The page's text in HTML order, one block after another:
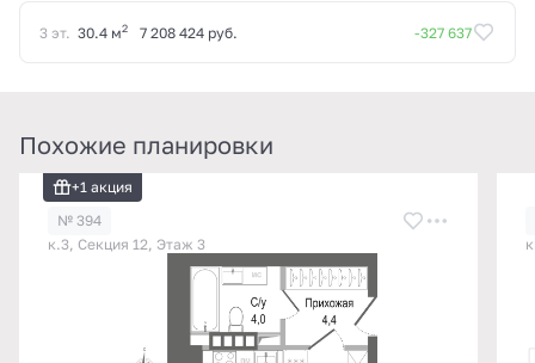
3 эт. 30.4 м2 7 208 424 руб. -327 637
Похожие планировки
+1 акция
№ 394
к.3, Секция 12, Этаж 3